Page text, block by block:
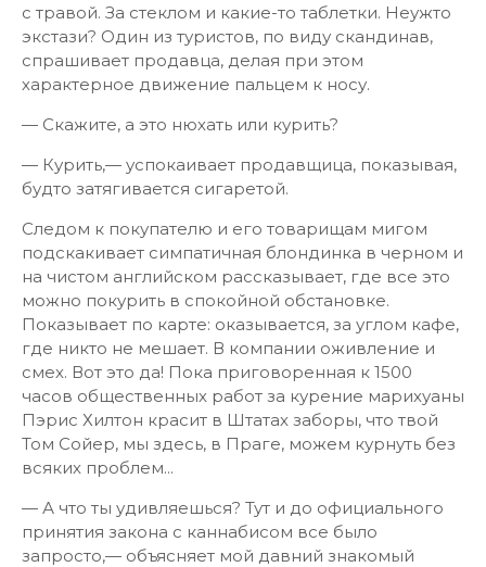
с травой. За стеклом и какие-то таблетки. Неужто
экстази? Один из туристов, по виду скандинав,
спрашивает продавца, делая при этом
характерное движение пальцем к носу.
— Скажите, а это нюхать или курить?
— Курить,— успокаивает продавщица, показывая,
будто затягивается сигаретой.
Следом к покупателю и его товарищам мигом
подскакивает симпатичная блондинка в черном и
на чистом английском рассказывает, где все это
можно покурить в спокойной обстановке.
Показывает по карте: оказывается, за углом кафе,
где никто не мешает. В компании оживление и
смех. Вот это да! Пока приговоренная к 1500
часов общественных работ за курение марихуаны
Пэрис Хилтон красит в Штатах заборы, что твой
Том Сойер, мы здесь, в Праге, можем курнуть без
всяких проблем...
— А что ты удивляешься? Тут и до официального
принятия закона с каннабисом все было
запросто,— объясняет мой давний знакомый